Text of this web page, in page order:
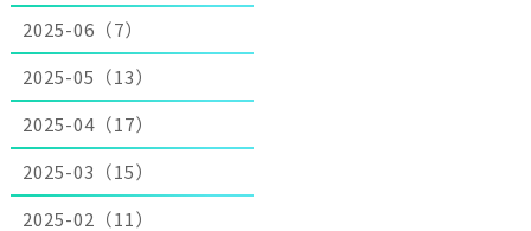
2025-06（7）
2025-05（13）
2025-04（17）
2025-03（15）
2025-02（11）